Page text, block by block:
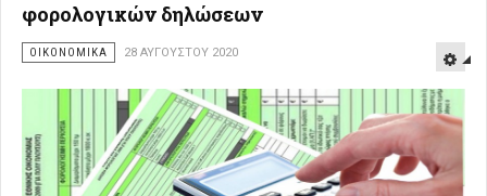
φορολογικών δηλώσεων
ΟΙΚΟΝΟΜΙΚΑ 28 ΑΥΓΟΎΣΤΟΥ 2020